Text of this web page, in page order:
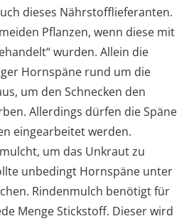
dieses Nährstofflieferanten.
Pflanzen, wenn diese mit
wurden. Allein die
Hornspäne rund um die
um den Schnecken den
Allerdings dürfen die Späne
eingearbeitet werden.
um das Unkraut zu
unbedingt Hornspäne unter
Rindenmulch benötigt für
Menge Stickstoff. Dieser wird